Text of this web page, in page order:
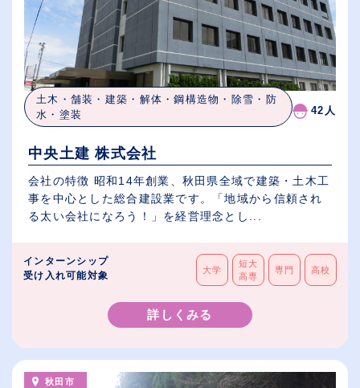
土木・舗装・建築・解体・鋼構造物・除雪・防
水・塗装
42人
中央土建 株式会社
会社の特徴 昭和14年創業、秋田県全域で建築・土木工
事を中心とした総合建設業です。「地域から信頼され
る太い会社になろう！」を経営理念とし...
インターンシップ
受け入れ可能対象
大学
短大
高専
専門 高校
詳しくみる
秋田市